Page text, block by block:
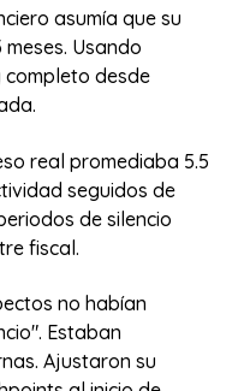
asumía que su
Usando
desde
real promediaba 5.5
seguidos de
de silencio
fiscal.
no habían
Estaban
Ajustaron su